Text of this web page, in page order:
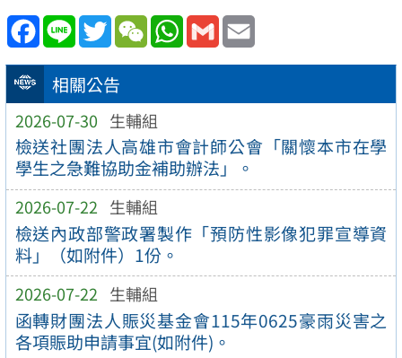
相關公告
2026-07-30 生輔組
檢送社團法人高雄市會計師公會「關懷本市在學
學生之急難協助金補助辦法」。
2026-07-22 生輔組
檢送內政部警政署製作「預防性影像犯罪宣導資
料」（如附件）1份。
2026-07-22 生輔組
函轉財團法人賑災基金會115年0625豪雨災害之
各項賑助申請事宜(如附件)。
Facebook
Line TwitterWeChatWhatsApp
Gmail